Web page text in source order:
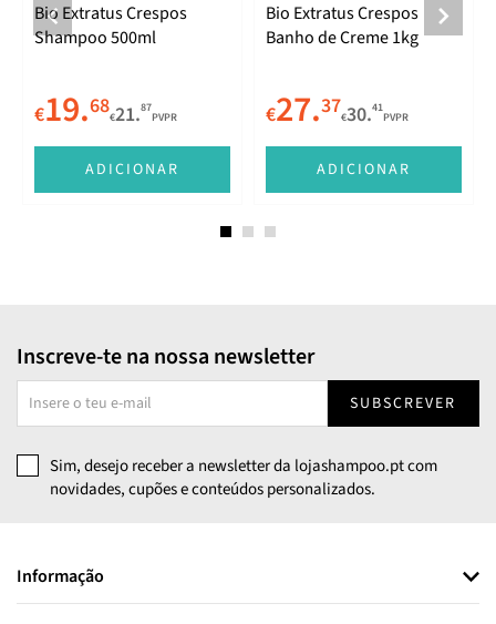
Bio Extratus Crespos
Shampoo 500ml
€19.68€21.87
PVPR
ADICIONAR
Bio Extratus Crespos
Banho de Creme 1kg
€27.37€30.41
PVPR
ADICIONAR
Inscreve-te na nossa newsletter
SUBSCREVER
Sim, desejo receber a newsletter da lojashampoo.pt com
novidades, cupões e conteúdos personalizados.
Informação